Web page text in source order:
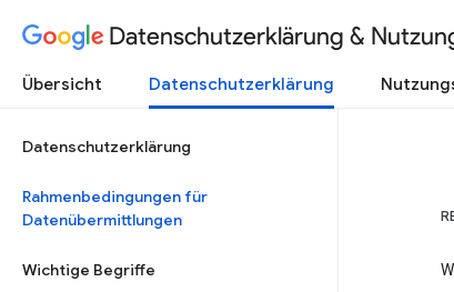
Datenschutzerklärung &
Übersicht Datenschutzerklärung
Datenschutzerklärung
Rahmenbedingungen für
Datenübermittlungen
Wichtige Begriffe